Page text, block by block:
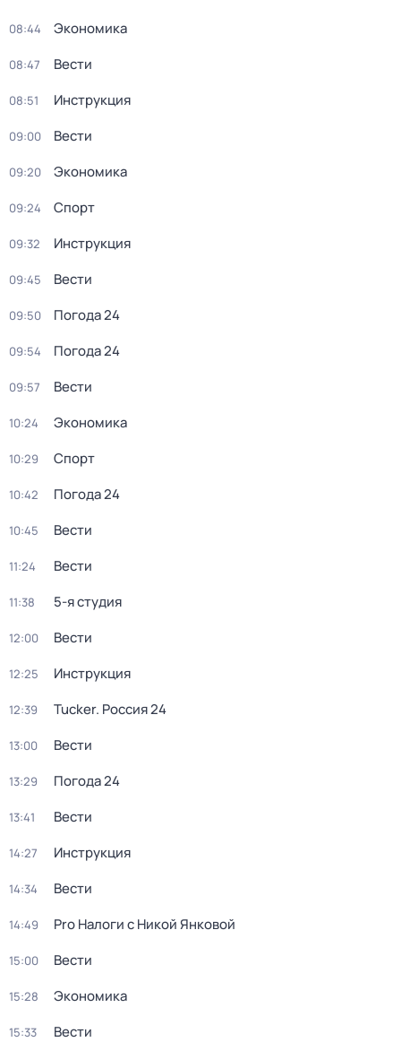
08:44 Экономика
08:47 Вести
08:51 Инструкция
09:00 Вести
09:20 Экономика
09:24 Спорт
09:32 Инструкция
09:45 Вести
09:50 Погода 24
09:54 Погода 24
09:57 Вести
10:24 Экономика
10:29 Спорт
10:42 Погода 24
10:45 Вести
11:24 Вести
11:38 5-я студия
12:00 Вести
12:25 Инструкция
12:39 Tucker. Россия 24
13:00 Вести
13:29 Погода 24
13:41 Вести
14:27 Инструкция
14:34 Вести
14:49 Pro Налоги с Никой Янковой
15:00 Вести
15:28 Экономика
15:33 Вести